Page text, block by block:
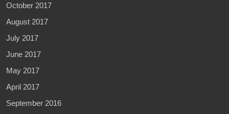
October 2017
August 2017
July 2017
June 2017
May 2017
April 2017
September 2016